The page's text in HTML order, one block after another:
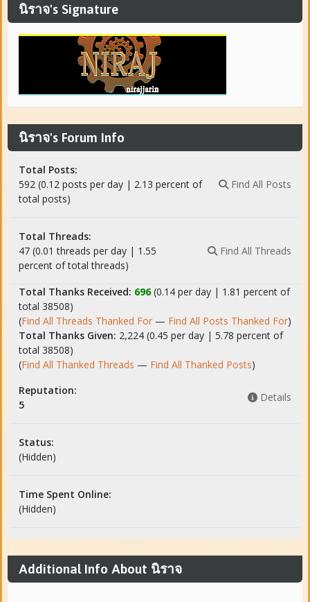
นิราจ's Signature
นิราจ's Forum Info
Total Posts:
592 (0.12 posts per day | 2.13 percent of
total posts)
Find All Posts
Total Threads:
47 (0.01 threads per day | 1.55
percent of total threads)
Find All Threads
Total Thanks Received: 696(0.14 per day | 1.81 percent of
total 38508)
(Find All Threads Thanked For — Find All Posts Thanked For)
Total Thanks Given: 2,224 (0.45 per day | 5.78 percent of
total 38508)
(Find All Thanked Threads — Find All Thanked Posts)
Reputation:
5
Details
Status:
(Hidden)
Time Spent Online:
(Hidden)
Additional Info About นิราจ